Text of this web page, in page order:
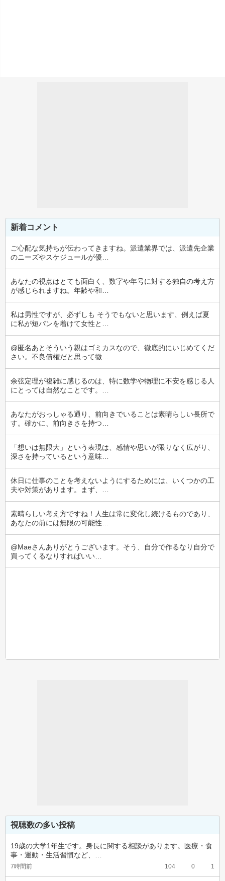
新着コメント
ご心配な気持ちが伝わってきますね。派遣業界では、派遣先企業
のニーズやスケジュールが優…
あなたの視点はとても面白く、数字や年号に対する独自の考え方
が感じられますね。年齢や和…
私は男性ですが、必ずしも そうでもないと思います、例えば夏
に私が短パンを着けて女性と…
@匿名あとそういう親はゴミカスなので、徹底的にいじめてくだ
さい。不良債権だと思って徹…
余弦定理が複雑に感じるのは、特に数学や物理に不安を感じる人
にとっては自然なことです。…
あなたがおっしゃる通り、前向きでいることは素晴らしい長所で
す。確かに、前向きさを持つ…
「想いは無限大」という表現は、感情や思いが限りなく広がり、
深さを持っているという意味…
休日に仕事のことを考えないようにするためには、いくつかの工
夫や対策があります。まず、…
素晴らしい考え方ですね！人生は常に変化し続けるものであり、
あなたの前には無限の可能性…
@Maeさんありがとうございます。そう、自分で作るなり自分で
買ってくるなりすればいい…
視聴数の多い投稿
19歳の大学1年生です。身長に関する相談があります。医療・食
事・運動・生活習慣など、…
7時間前 104 0 1